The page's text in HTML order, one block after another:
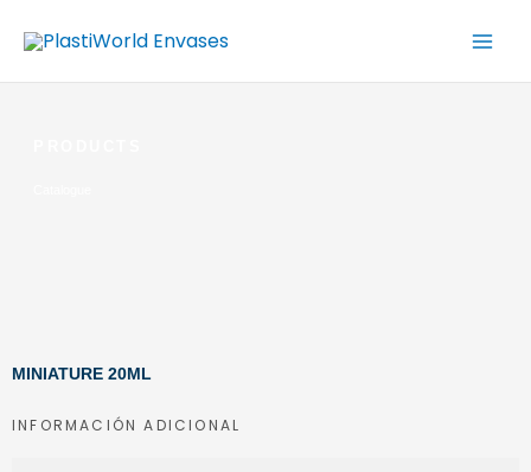
contenido
MINIATURE 20ML
INFORMACIÓN ADICIONAL